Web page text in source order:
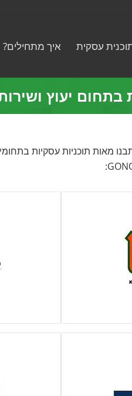
עסקית איך מתחילים?
בתחום יעוץ
מאות תוכניות עסקיות